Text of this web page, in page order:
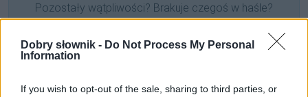
Dobry słownik - Do Not Process My Personal
Information
If you wish to opt-out of the sale, sharing to third parties, or
Pozostały wątpliwości? Brakuje czegoś w haśle?
Zobacz, co zyskują abonenci Dobrego słownika.